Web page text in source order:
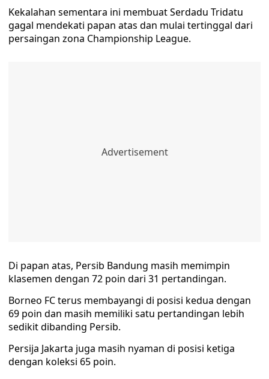
Kekalahan sementara ini membuat Serdadu Tridatu
gagal mendekati papan atas dan mulai tertinggal dari
persaingan zona Championship League.
Di papan atas, Persib Bandung masih memimpin
klasemen dengan 72 poin dari 31 pertandingan.
Borneo FC terus membayangi di posisi kedua dengan
69 poin dan masih memiliki satu pertandingan lebih
sedikit dibanding Persib.
Persija Jakarta juga masih nyaman di posisi ketiga
dengan koleksi 65 poin.